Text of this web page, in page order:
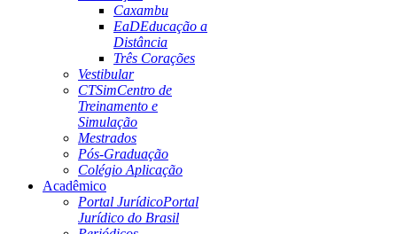
Caxambu
EaDEducação a
Distância
Três Corações
Vestibular
CTSimCentro de
Treinamento e
Simulação
Mestrados
Pós-Graduação
Colégio Aplicação
Acadêmico
Portal JurídicoPortal
Jurídico do Brasil